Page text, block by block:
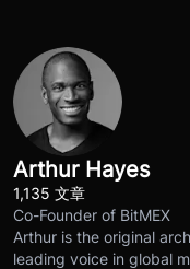
Arthur Hayes
1,135 文章
Co-Founder of BitMEX
Arthur is the original
leading voice in global